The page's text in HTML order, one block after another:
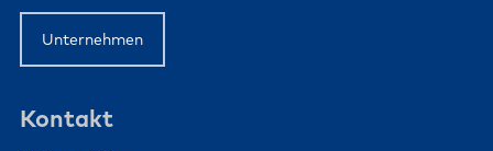
Unternehmen
Kontakt